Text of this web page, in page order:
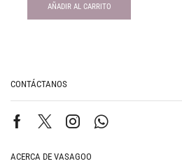
AÑADIR AL CARRITO
CONTÁCTANOS
ACERCA DE VASAGOO